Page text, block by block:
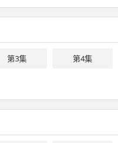
第3集 第4集